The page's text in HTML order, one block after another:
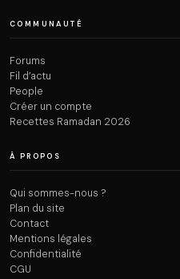
COMMUNAUTÉ
Forums
Fil d’actu
People
Créer un compte
Recettes Ramadan 2026
À PROPOS
Qui sommes-nous ?
Plan du site
Contact
Mentions légales
Confidentialité
CGU